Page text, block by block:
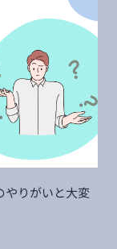
やりがいと大変